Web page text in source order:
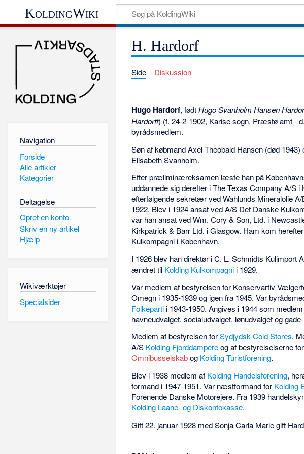
KoldingWiki
H. Hardorf
Side Diskussion
Hugo Hardorf, fødtHugo Svanholm Hansen
Hardorff) (f. 24-2-1902, Karise sogn, Præstø amt -
byrådsmedlem.
Søn af købmand Axel Theobald Hansen (død 1943)
Elisabeth Svanholm.
Efter præliminæreksamen læste han på
uddannede sig derefter i The Texas Company A/S i
efterfølgende sekretær ved Wahlunds Mineralolie
1922. Blev i 1924 ansat ved A/S Det Danske
var han ansat ved Wm. Cory & Son, Ltd. i
Kirkpatrick & Barr Ltd. i Glasgow. Ham kom
Kulkompagni i København.
I 1926 blev han direktør i C. L. Schmidts Kulimport
ændret til Kolding Kulkompagni i 1929.
Var medlem af bestyrelsen for Konservartiv
Omegn i 1935-1939 og igen fra 1945. Var
Folkeparti i 1943-1950. Angives i 1944 som
havneudvalget, socialudvalget, lønudvalget og
Medlem af bestyrelsen forSydjydsk Cold Stores.
A/S Kolding Fjorddampereog af bestyrelselserne
Omnibusselskabog Kolding Turistforening.
Blev i 1938 medlem af Kolding Handelsforening,
formand i 1947-1951. Var næstformand for Kolding
Forenende Danske Motorejere. Fra 1939
Kolding Laane- og Diskontokasse.
Gift 22. januar 1928 med Sonja Carla Marie gift
Navigation
Forside
Alle artikler
Kategorier
Deltagelse
Opret en konto
Skriv en ny artikel
Hjælp
Wikiværktøjer
Specialsider